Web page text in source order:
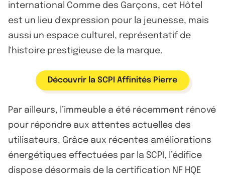
international Comme des Garçons, cet Hôtel
est un lieu d'expression pour la jeunesse, mais
aussi un espace culturel, représentatif de
l'histoire prestigieuse de la marque.
Découvrir la SCPI Affinités Pierre
Par ailleurs, l’immeuble a été récemment rénové
pour répondre aux attentes actuelles des
utilisateurs. Grâce aux récentes améliorations
énergétiques effectuées par la SCPI, l’édifice
dispose désormais de la certification NF HQE